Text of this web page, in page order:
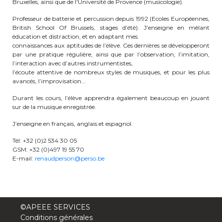
services.be
BE91 3631 6790 0976
Activités périscolaires Uccle
+32 (0)2 375 31 35
BE30 3100 2003 2711
+32 (0)2 374 76 75
cantine@apeee-bxl1-services.be
Bruxelles, ainsi que de l'Université de Provence (musicologie).
Professeur de batterie et percussion depuis 1992 (Ecoles Européennes,
British School Of Brussels, stages d’été). J’enseigne en mêlant
éducation et distraction, et en adaptant mes
connaissances aux aptitudes de l’élève. Ces dernières se développeront
par une pratique régulière, ainsi que par l’observation, l’imitation,
l’interaction avec d’autres instrumentistes,
l’écoute attentive de nombreux styles de musiques, et pour les plus
avancés, l’improvisation...
Durant les cours, l’élève apprendra également beaucoup en jouant
sur de la musique enregistrée.
J’enseigne en français, anglais et espagnol.
Tél: +32 (0)2 534 30 05
GSM: +32 (0)497 19 55 70
E-mail: renaudperson@perso.be
©APEEE SERVICES
Conditions générales